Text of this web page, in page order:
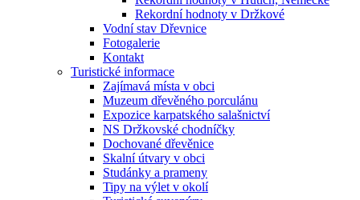
Rekordní hodnoty v Držkové
Vodní stav Dřevnice
Fotogalerie
Kontakt
Turistické informace
Zajímavá místa v obci
Muzeum dřevěného porculánu
Expozice karpatského salašnictví
NS Držkovské chodníčky
Dochované dřevěnice
Skalní útvary v obci
Studánky a prameny
Tipy na výlet v okolí